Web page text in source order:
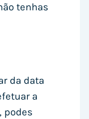
tenhas
da data
a
podes